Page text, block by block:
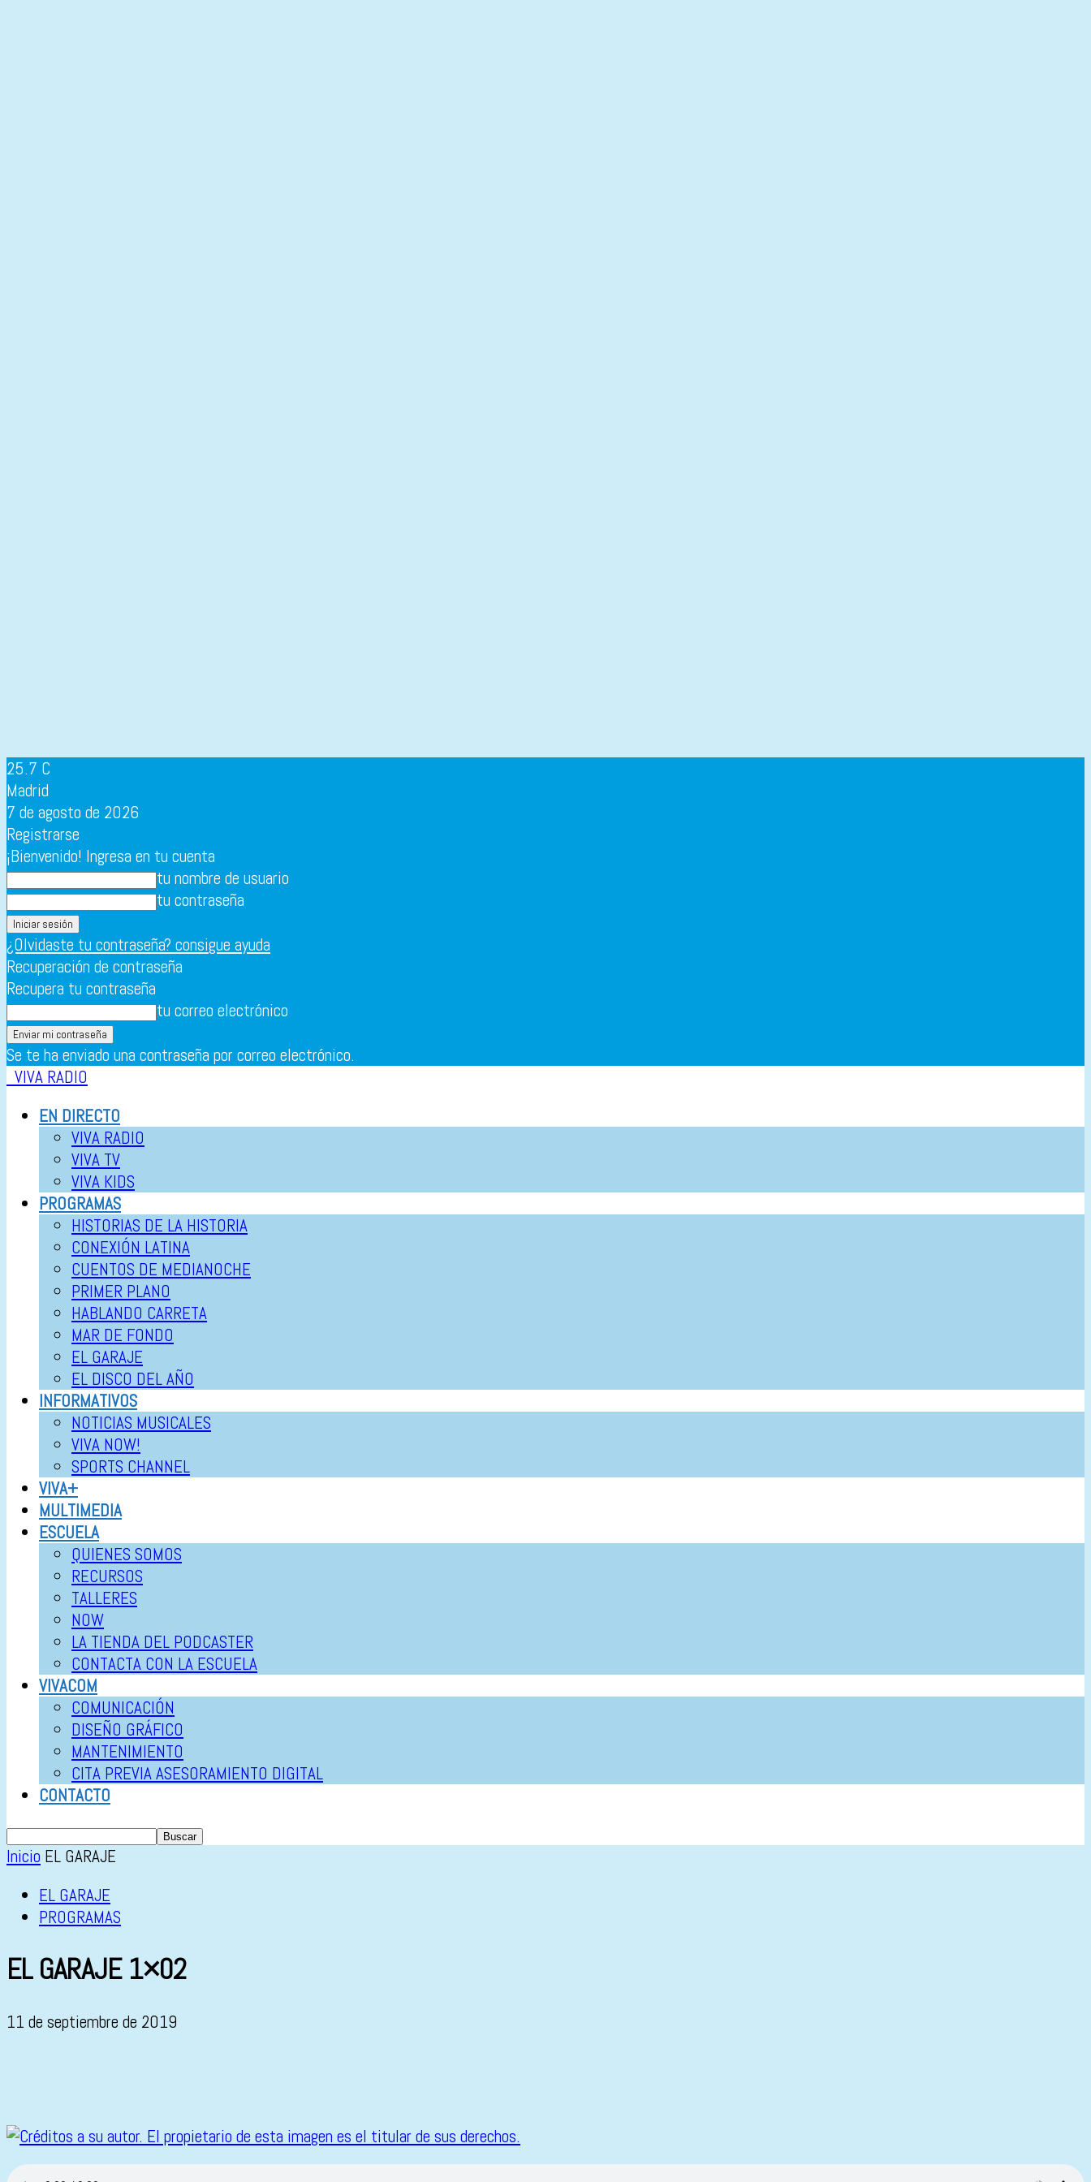
25.7 C
Madrid
7 de agosto de 2026
Registrarse
¡Bienvenido! Ingresa en tu cuenta
tu nombre de usuario
tu contraseña
¿Olvidaste tu contraseña? consigue ayuda
Recuperación de contraseña
Recupera tu contraseña
tu correo electrónico
Se te ha enviado una contraseña por correo electrónico.
VIVA RADIO
EN DIRECTO
VIVA RADIO
VIVA TV
VIVA KIDS
PROGRAMAS
HISTORIAS DE LA HISTORIA
CONEXIÓN LATINA
CUENTOS DE MEDIANOCHE
PRIMER PLANO
HABLANDO CARRETA
MAR DE FONDO
EL GARAJE
EL DISCO DEL AÑO
INFORMATIVOS
NOTICIAS MUSICALES
VIVA NOW!
SPORTS CHANNEL
VIVA+
MULTIMEDIA
ESCUELA
QUIENES SOMOS
RECURSOS
TALLERES
NOW
LA TIENDA DEL PODCASTER
CONTACTA CON LA ESCUELA
VIVACOM
COMUNICACIÓN
DISEÑO GRÁFICO
MANTENIMIENTO
CITA PREVIA ASESORAMIENTO DIGITAL
CONTACTO
Inicio EL GARAJE
EL GARAJE
PROGRAMAS
EL GARAJE 1×02
11 de septiembre de 2019